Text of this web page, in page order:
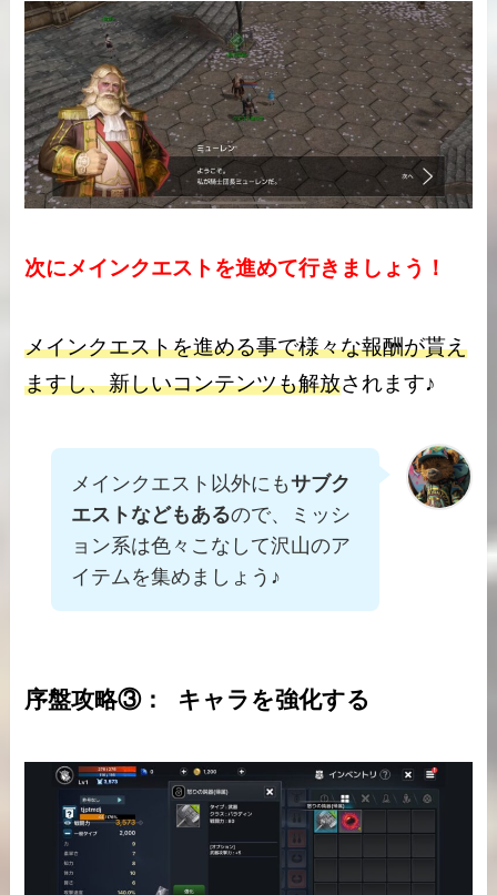
次にメインクエストを進めて行きましょう！
メインクエストを進める事で様々な報酬が貰え
ますし、新しいコンテンツも解放されます♪
メインクエスト以外にもサブク
エストなどもあるので、ミッシ
ョン系は色々こなして沢山のア
イテムを集めましょう♪
序盤攻略③： キャラを強化する